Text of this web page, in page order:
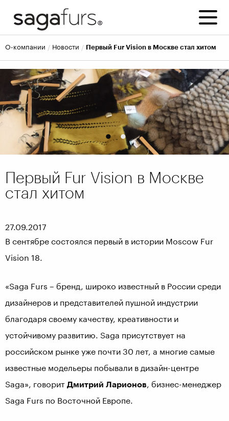
о-компании новости Первый Fur Vision в Москве стал хитом
1 2
Первый Fur Vision в Москве
стал хитом
27.09.2017
В сентябре состоялся первый в истории Moscow Fur
Vision 18.
«Saga Furs – бренд, широко известный в России среди
дизайнеров и представителей пушной индустрии
благодаря своему качеству, креативности и
устойчивому развитию. Saga присутствует на
российском рынке уже почти 30 лет, а многие самые
известные модельеры побывали в дизайн-центре
Saga», говорит Дмитрий Ларионов, бизнес-менеджер
Saga Furs по Восточной Европе.